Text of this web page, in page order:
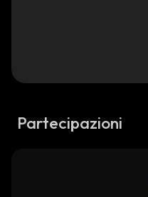
Partecipazioni